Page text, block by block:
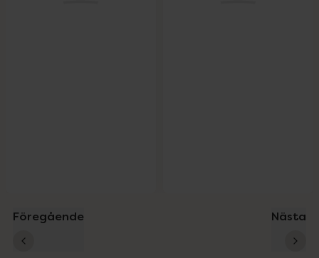
Föregående Nästa